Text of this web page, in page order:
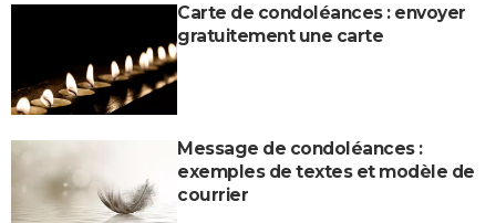
Carte de condoléances : envoyer
gratuitement une carte
Message de condoléances :
exemples de textes et modèle de
courrier